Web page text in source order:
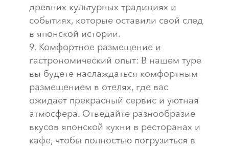
древних культурных традициях и
событиях, которые оставили свой след
в японской истории.
Комфортное размещение и
гастрономический опыт: В нашем туре
вы будете наслаждаться комфортным
размещением в отелях, где вас
ожидает прекрасный сервис и уютная
атмосфера. Отведайте разнообразие
вкусов японской кухни в ресторанах и
кафе, чтобы полностью погрузиться в